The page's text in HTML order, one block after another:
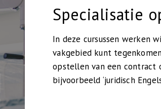
Specialisatie
In deze cursussen werken
vakgebied kunt
opstellen van een contract
bijvoorbeeld ‘juridisch